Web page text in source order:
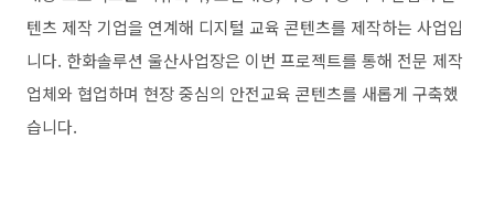
텐츠 제작 기업을 연계해 디지털 교육 콘텐츠를 제작하는 사업입
니다. 한화솔루션 울산사업장은 이번 프로젝트를 통해 전문 제작
업체와 협업하며 현장 중심의 안전교육 콘텐츠를 새롭게 구축했
습니다.